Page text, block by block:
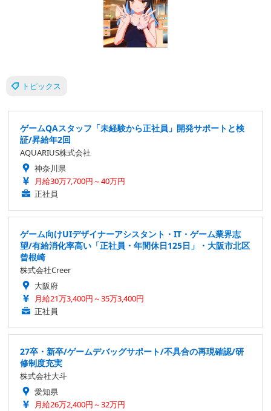
トピックス
ゲームQAスタッフ「未経験から正社員」開発サポートと検
証/昇給年2回
AQUARIUS株式会社
神奈川県
月給30万7,700円～40万円
正社員
ゲーム向けUIデザイナーアシスタント・IT・ゲーム業界志
望/有給消化率高い「正社員・年間休日125日」・大阪市北区
曾根崎
株式会社Creer
大阪府
月給21万3,400円～35万3,400円
正社員
27卒・新卒/ゲームデバッグサポート/不具合の再現確認/研
修制度充実
株式会社大斗
愛知県
月給26万2,400円～32万円